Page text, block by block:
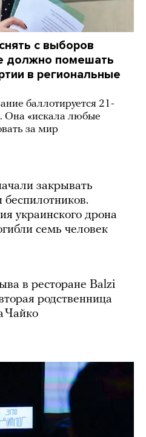
с выборов
должно помешать
в региональные
баллотируется 21-
Она «искала любые
за мир
закрывать
беспилотников.
украинского дрона
семь человек
в ресторане Balzi
родственница
Чайко